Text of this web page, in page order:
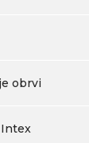
obrvi